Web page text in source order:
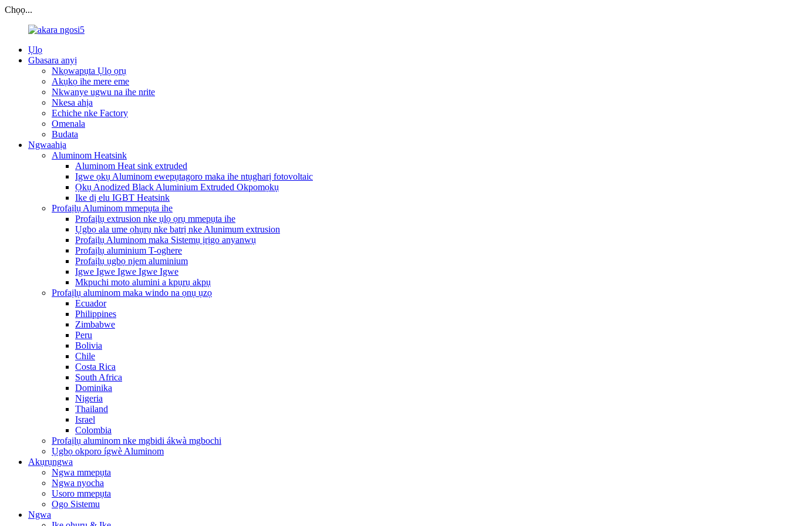
Chọọ...
Ụlọ
Gbasara anyị
Nkọwapụta Ụlọ ọrụ
Akụkọ ihe mere eme
Nkwanye ugwu na ihe nrite
Nkesa ahịa
Echiche nke Factory
Omenala
Budata
Ngwaahịa
Aluminom Heatsink
Aluminom Heat sink extruded
Igwe ọkụ Aluminom ewepụtagoro maka ihe ntụgharị fotovoltaic
Ọkụ Anodized Black Aluminium Extruded Okpomọkụ
Ike dị elu IGBT Heatsink
Profaịlụ Aluminom mmepụta ihe
Profaịlụ extrusion nke ụlọ ọrụ mmepụta ihe
Ụgbọ ala ume ọhụrụ nke batrị nke Alunimum extrusion
Profaịlụ Aluminom maka Sistemụ ịrịgo anyanwụ
Profaịlụ aluminium T-oghere
Profaịlụ ụgbọ njem aluminium
Igwe Igwe Igwe Igwe Igwe
Mkpuchi moto alumini a kpụrụ akpụ
Profaịlụ aluminom maka windo na ọnụ ụzọ
Ecuador
Philippines
Zimbabwe
Peru
Bolivia
Chile
Costa Rica
South Africa
Dominika
Nigeria
Thailand
Israel
Colombia
Profaịlụ aluminom nke mgbidi ákwà mgbochi
Ụgbọ okporo ígwè Aluminom
Akụrụngwa
Ngwa mmepụta
Ngwa nyocha
Usoro mmepụta
Ogo Sistemu
Ngwa